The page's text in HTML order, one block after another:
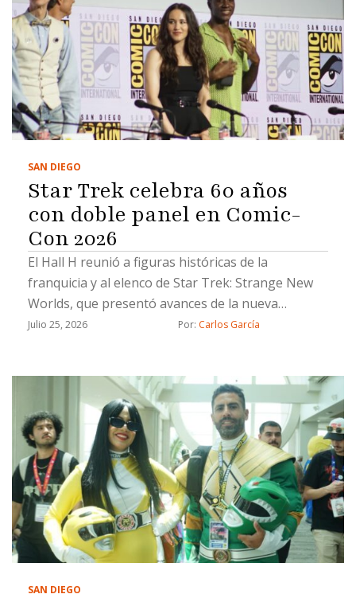
SAN DIEGO
Star Trek celebra 60 años
con doble panel en Comic-
Con 2026
El Hall H reunió a figuras históricas de la
franquicia y al elenco de Star Trek: Strange New
Worlds, que presentó avances de la nueva
temporada durante la San Diego Comic-Con 2026
Julio 25, 2026 Por: Carlos García
SAN DIEGO